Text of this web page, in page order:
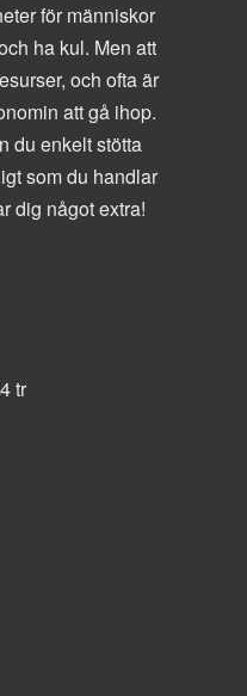
för människor
ha kul. Men att
och ofta är
att gå ihop.
du enkelt stötta
som du handlar
dig något extra!
tr